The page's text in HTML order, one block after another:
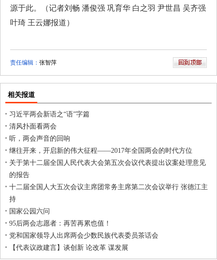
源于此。（记者刘畅 潘俊强 巩育华 白之羽 尹世昌 吴齐强
叶琦 王云娜报道）
责任编辑： 张智萍
相关报道
习近平两会新语之“语”字篇
清风扑面看两会
听，两会声音的回响
继往开来，开启新的伟大征程——2017年全国两会的时代方位
关于第十二届全国人民代表大会第五次会议代表提出议案处理意见
的报告
十二届全国人大五次会议主席团常务主席第二次会议举行 张德江主
持
国家公园六问
95后两会志愿者：再苦再累也值！
党和国家领导人出席两会少数民族代表委员茶话会
【代表议政建言】谈创新 论改革 谋发展